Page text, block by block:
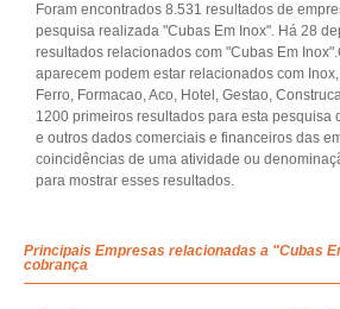
Foram encontrados 8.531 resultados de
pesquisa realizada "Cubas Em Inox". Há 28
resultados relacionados com "Cubas Em
aparecem podem estar relacionados com
Ferro, Formacao, Aco, Hotel, Gestao,
1200 primeiros resultados para esta pesquisa
e outros dados comerciais e financeiros das
coincidências de uma atividade ou
para mostrar esses resultados.
Principais Empresas relacionadas a "Cubas
cobrança